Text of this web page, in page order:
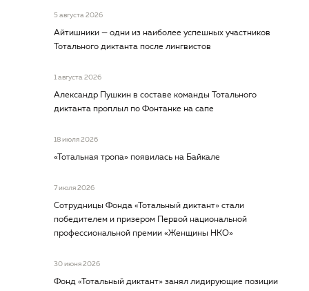
5 августа 2026
Айтишники — одни из наиболее успешных участников
Тотального диктанта после лингвистов
1 августа 2026
Александр Пушкин в составе команды Тотального
диктанта проплыл по Фонтанке на сапе
18 июля 2026
«Тотальная тропа» появилась на Байкале
7 июля 2026
Сотрудницы Фонда «Тотальный диктант» стали
победителем и призером Первой национальной
профессиональной премии «Женщины НКО»
30 июня 2026
Фонд «Тотальный диктант» занял лидирующие позиции